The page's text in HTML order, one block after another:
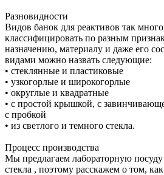
Разновидности
Видов банок для реактивов так
классифицировать по разным
назначению, материалу и даже его
видами можно назвать следующие:
• стеклянные и пластиковые
• узкогорлые и широкогорлые
• округлые и квадратные
• с простой крышкой, с
с пробкой
• из светлого и темного стекла.
Процесс производства
Мы предлагаем лабораторную посуду
стекла , поэтому расскажем о том,